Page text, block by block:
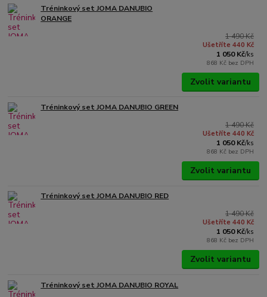
Tréninkový set JOMA DANUBIO
ORANGE
1 490 Kč
Ušetříte 440 Kč
1 050 Kč/ks
868 Kč bez DPH
Zvolit variantu
Tréninkový set JOMA DANUBIO GREEN
1 490 Kč
Ušetříte 440 Kč
1 050 Kč/ks
868 Kč bez DPH
Zvolit variantu
Tréninkový set JOMA DANUBIO RED
1 490 Kč
Ušetříte 440 Kč
1 050 Kč/ks
868 Kč bez DPH
Zvolit variantu
Tréninkový set JOMA DANUBIO ROYAL